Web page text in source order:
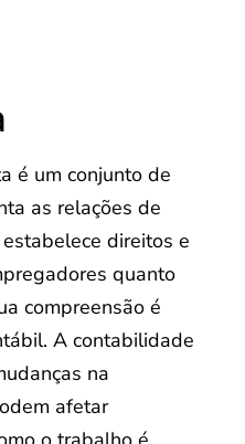
é um conjunto de
as relações de
direitos e
quanto
compreensão é
A contabilidade
na
afetar